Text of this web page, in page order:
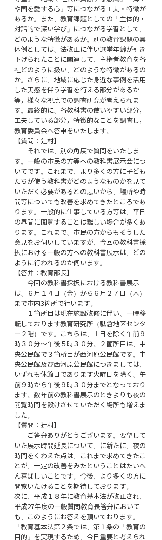
や国を愛する心」等につながる工夫・特徴が
あるか。また、教育課題としての「主体的・
対話的で深い学び」につながる学習として、
どのような特徴があるか。別の教育課題の具
体例としては、法改正に伴い選挙年齢が引き
下げられたことに関連して、主権者教育を各
社どのように扱い、どのような特徴があるの
か。さらに、地域に応じた身近な事例を活用
した実感を伴う学習を行える部分があるか
等，様々な視点での調査研究が考えられま
す。最終的に、各教科書の使いやすい部分，
工夫している部分，特徴的なことを調査し，
教育委員会へ答申をいたします。
【質問：辻村】
それでは、別の角度で質問をいたしま
す。一般の市民の方等への教科書展示会につ
いてです。これまで、より多くの方に子ども
たちが使う教科書がどのようなものかを見て
いただく必要があるとの思いから、場所や時
間等についても改善を求めてきたところであ
ります。一般的に仕事している方等は、平日
の昼間に閲覧することは難しい場合が多くあ
ります。これまで、市民の方からもそうした
意見をお伺いしていますが、今回の教科書採
択における一般の方への教科書展示は、どの
ように行われるのか伺います。
【答弁：教育部長】
今回の教科書採択における教科書展示
は、６月１４日（金）から６月２７日（木）
まで市内3箇所で行います。
１箇所目は現在施設改修に伴い、一時移
転しております教育研究所（駄倉地区センタ
ー２階）です。こちらは、土日を除く午前９
時３０分～午後５時３０分。２箇所目は、中
央公民館で３箇所目が西河原公民館です。中
央公民館及び西河原公民館につきましては、
いずれも休館日であります火曜日を除く、午
前９時から午後９時３０分までとなっており
ます。数年前の教科書展示のときよりも夜の
閲覧時間を設けさせていただく場所も増えま
した。
【質問：辻村】
ご答弁ありがとうございます。要望して
いた展示時間延長について、に新たに、夜の
時間をくわえた点は、これまで求めてきたこ
とが、一定の改善をみたということはたいへ
ん喜ばしいことです。今後、より多くの方に
閲覧いたけることを期待しております。
次に、平成１８年に教育基本法が改正され、
平成27年度の一般質問教育長答弁において
も、このようにお答えを頂いております。
「教育基本法第２条では、第１条の「教育の
目的」を実現するため、今日重要と考えられ